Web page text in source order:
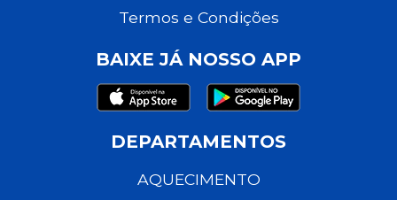
Termos e Condições
BAIXE JÁ NOSSO APP
DEPARTAMENTOS
AQUECIMENTO